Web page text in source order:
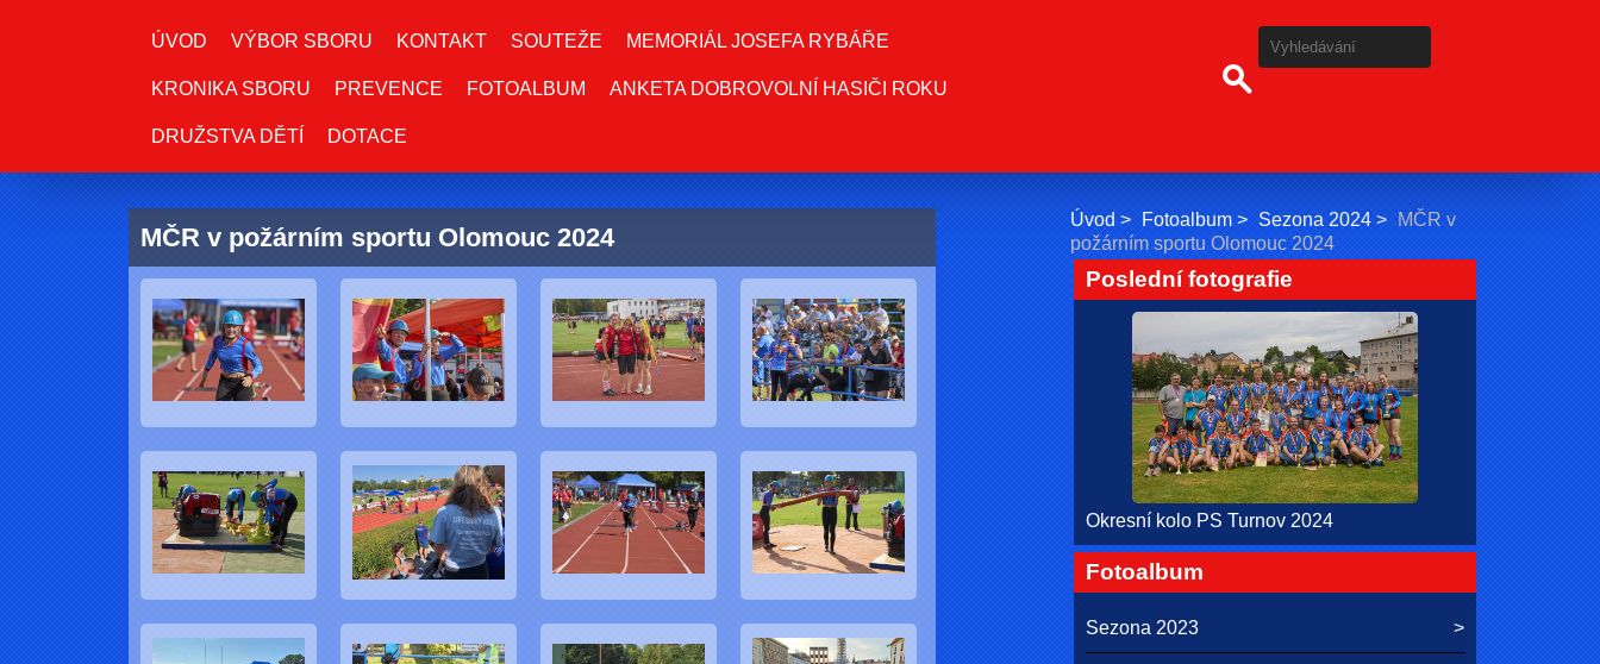
ÚVOD VÝBOR SBORU KONTAKT SOUTEŽE MEMORIÁL JOSEFA RYBÁŘE
KRONIKA SBORU PREVENCE FOTOALBUM ANKETA DOBROVOLNÍ HASIČI ROKU
DRUŽSTVA DĚTÍ DOTACE
MČR v požárním sportu Olomouc 2024
Úvod Fotoalbum Sezona 2024
MČR v
požárním sportu Olomouc 2024
Poslední fotografie
Okresní kolo PS Turnov 2024
Fotoalbum
Sezona 2023